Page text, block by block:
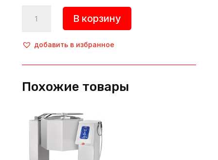
товара
пищеварочный,
9SE15,
(Турция)
В корзину
добавить в избранное
Похожие товары